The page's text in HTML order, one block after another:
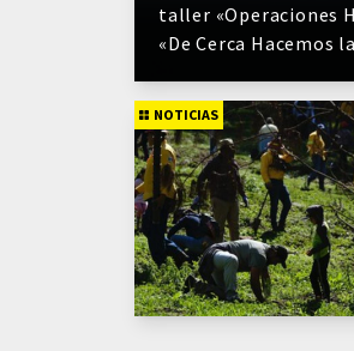
taller «Operaciones
«De Cerca
NOTICIAS